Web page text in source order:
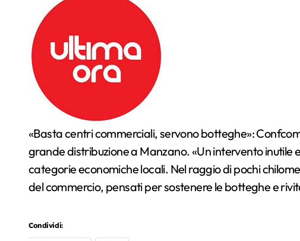
«Basta centri commerciali, servono botteghe»: Confcommercio Friuli Orientale si oppone con fermezza al progetto di un nuovo insediamento della
grande distribuzione a Manzano. «Un intervento inutile
categorie economiche locali. Nel raggio di pochi
del commercio, pensati per sostenere le botteghe e
Condividi: